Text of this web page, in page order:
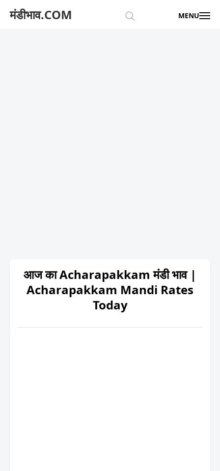
मंडीभाव.COM MENU
आज का Acharapakkam मंडी भाव |
Acharapakkam Mandi Rates
Today